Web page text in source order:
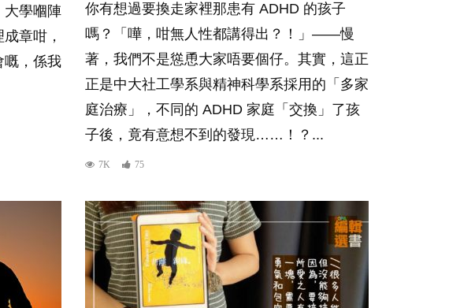
大學嗰陣
章咁，
嘅，係我
你有想過要換走家裡那患有 ADHD 的孩子
嗎？「嘩，咁無人性都講得出？！」——慢
著，我們不是慫恿大家唔要個仔。其實，這正
正是中大社工學系與精神科學系採用的「多家
庭治療​」，不同的 ADHD 家庭「交換」了孩
子後，竟有意想不到的發現……！？...
7K 75